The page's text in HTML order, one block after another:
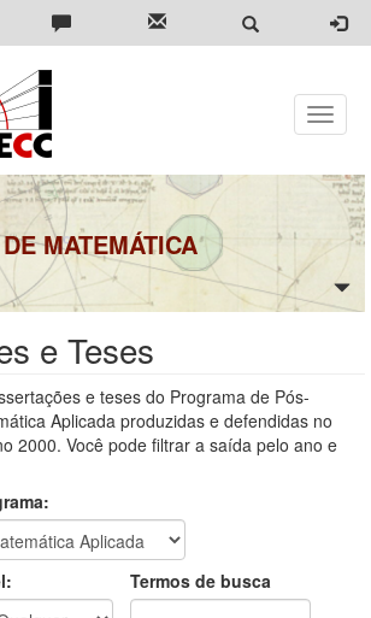
Toggle
MATEMÁTICA
e Teses
e teses do Programa de Pós-
Aplicada produzidas e defendidas no
2000. Você pode filtrar a saída pelo ano e
Termos de busca